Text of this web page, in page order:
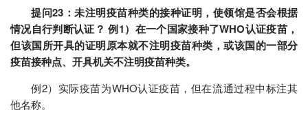
提问23：未注明疫苗种类的接种证明，使领馆是否会根据
情况自行判断认证？ 例1）在一个国家接种了WHO认证疫苗，
但该国所开具的证明原本就不注明疫苗种类，或该国的一部分
疫苗接种点、开具机关不注明疫苗种类。
例2）实际疫苗为WHO认证疫苗，但在流通过程中标注其
他名称。